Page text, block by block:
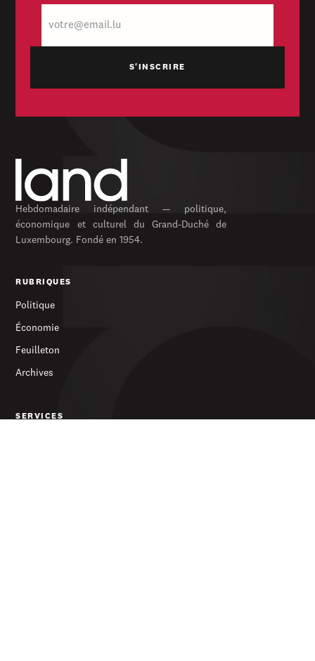
mail
Hebdomadaire indépendant — politique,
économique et culturel du Grand-Duché de
Luxembourg. Fondé en 1954.
RUBRIQUES
Politique
Économie
Feuilleton
Archives
SERVICES